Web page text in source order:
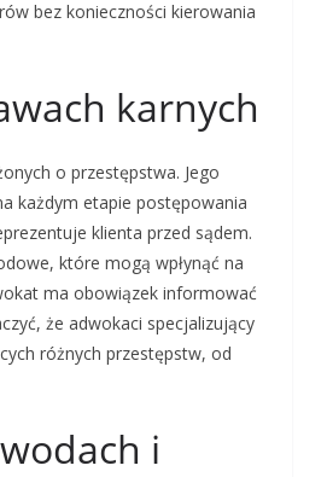
bez konieczności kierowania
karnych
o przestępstwa. Jego
każdym etapie postępowania
klienta przed sądem.
które mogą wpłynąć na
ma obowiązek informować
że adwokaci specjalizujący
różnych przestępstw, od
i